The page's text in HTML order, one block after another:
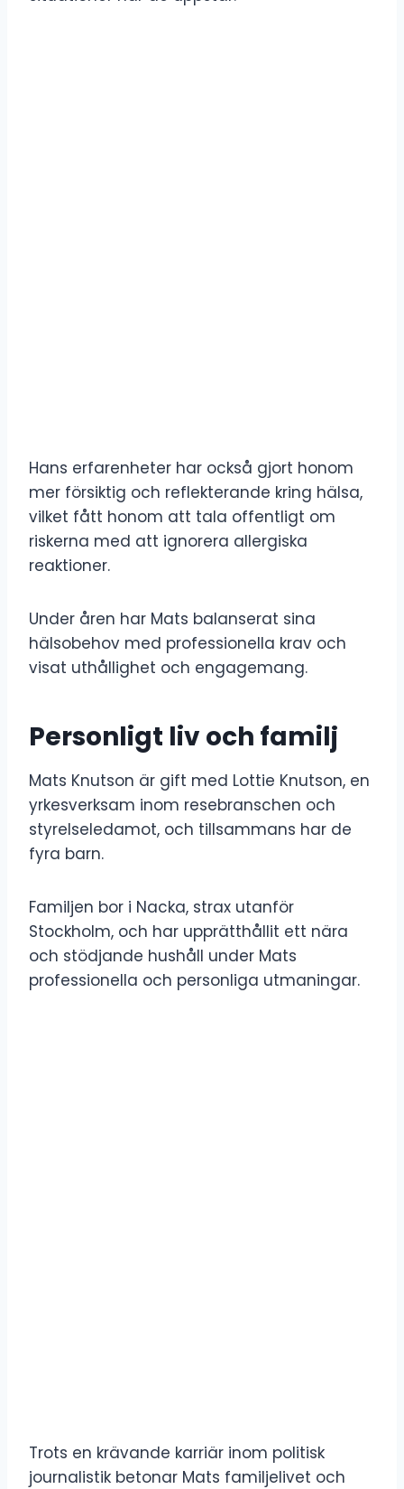
Hans erfarenheter har också gjort honom
mer försiktig och reflekterande kring hälsa,
vilket fått honom att tala offentligt om
riskerna med att ignorera allergiska
reaktioner.
Under åren har Mats balanserat sina
hälsobehov med professionella krav och
visat uthållighet och engagemang.
Personligt liv och familj
Mats Knutson är gift med Lottie Knutson, en
yrkesverksam inom resebranschen och
styrelseledamot, och tillsammans har de
fyra barn.
Familjen bor i Nacka, strax utanför
Stockholm, och har upprätthållit ett nära
och stödjande hushåll under Mats
professionella och personliga utmaningar.
Trots en krävande karriär inom politisk
journalistik betonar Mats familjelivet och